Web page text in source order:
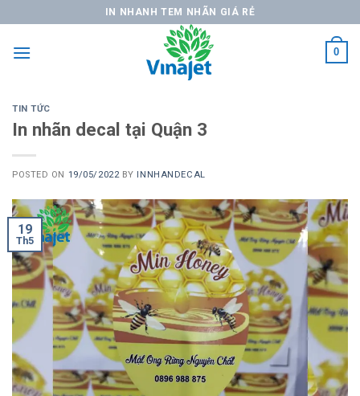
content
IN NHANH TEM NHÃN GIÁ RẺ
0
TIN TỨC
In nhãn decal tại Quận 3
POSTED ON 19/05/2022 BY INNHANDECAL
19
Th5